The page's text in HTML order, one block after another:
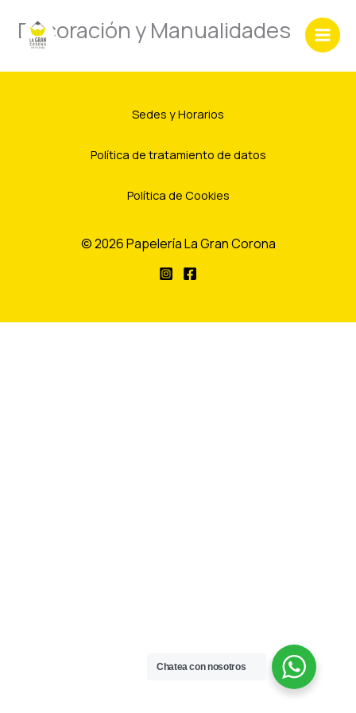
contenido
Decoración y Manualidades
Sedes y Horarios
Política de tratamiento de datos
Política de Cookies
© 2026 Papelería La Gran Corona
Chatea con nosotros